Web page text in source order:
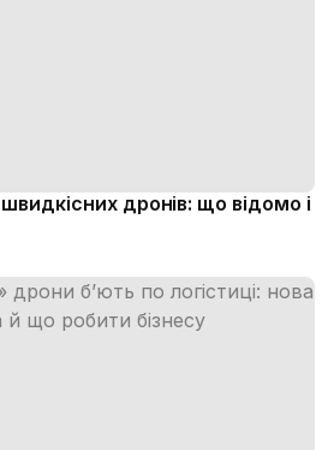
дронів: що відомо і